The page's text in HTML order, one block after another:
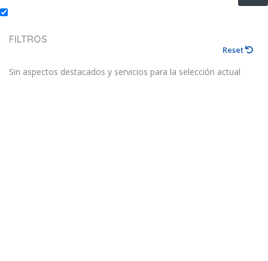
FILTROS
Reset
Sin aspectos destacados y servicios para la selección actual